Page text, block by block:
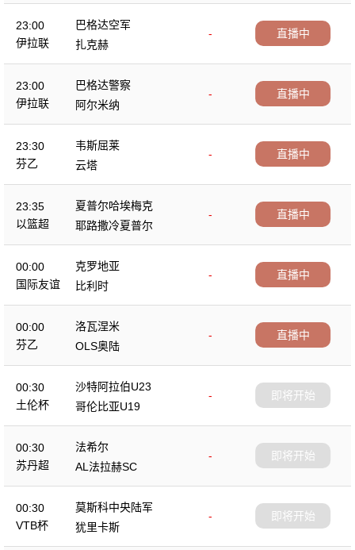
23:00
伊拉联
巴格达空军
-
扎克赫
直播中
23:00
伊拉联
巴格达警察
-
阿尔米纳
直播中
23:30
芬乙
韦斯屈莱
-
云塔
直播中
23:35
以篮超
夏普尔哈埃梅克
-
耶路撒冷夏普尔
直播中
00:00
国际友谊
克罗地亚
-
比利时
直播中
00:00
芬乙
洛瓦涅米
-
OLS奥陆
直播中
00:30
土伦杯
沙特阿拉伯U23
-
哥伦比亚U19
即将开始
00:30
苏丹超
法希尔
-
AL法拉赫SC
即将开始
00:30
VTB杯
莫斯科中央陆军
-
犹里卡斯
即将开始